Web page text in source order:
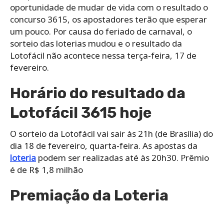
oportunidade de mudar de vida com o resultado o
concurso 3615, os apostadores terão que esperar
um pouco. Por causa do feriado de carnaval, o
sorteio das loterias mudou e o resultado da
Lotofácil não acontece nessa terça-feira, 17 de
fevereiro.
Horário do resultado da
Lotofácil 3615 hoje
O sorteio da Lotofácil vai sair às 21h (de Brasília) do
dia 18 de fevereiro, quarta-feira. As apostas da
loteria podem ser realizadas até às 20h30. Prêmio
é de R$ 1,8 milhão
Premiação da Loteria